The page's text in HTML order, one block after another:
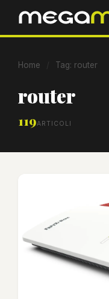
Home Tag: router
router
119ARTICOLI